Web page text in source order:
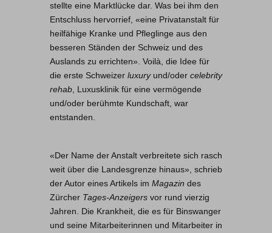
stellte eine Marktlücke dar. Was bei ihm den
Entschluss hervorrief, «eine Privatanstalt für
heilfähige Kranke und Pfleglinge aus den
besseren Ständen der Schweiz und des
Auslands zu errichten». Voilà, die Idee für
die erste Schweizer luxuryund/oder celebrity
rehab, Luxusklinik für eine vermögende
und/oder berühmte Kundschaft, war
entstanden.
«Der Name der Anstalt verbreitete sich rasch
weit über die Landesgrenze hinaus», schrieb
der Autor eines Artikels im Magazin des
Zürcher Tages-Anzeigersvor rund vierzig
Jahren. Die Krankheit, die es für Binswanger
und seine Mitarbeiterinnen und Mitarbeiter in